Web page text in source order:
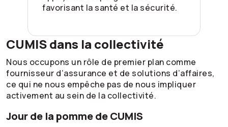
favorisant la santé et la sécurité.
CUMIS dans la collectivité
Nous occupons un rôle de premier plan comme
fournisseur d’assurance et de solutions d’affaires,
ce qui ne nous empêche pas de nous impliquer
activement au sein de la collectivité.
Jour de la pomme de CUMIS